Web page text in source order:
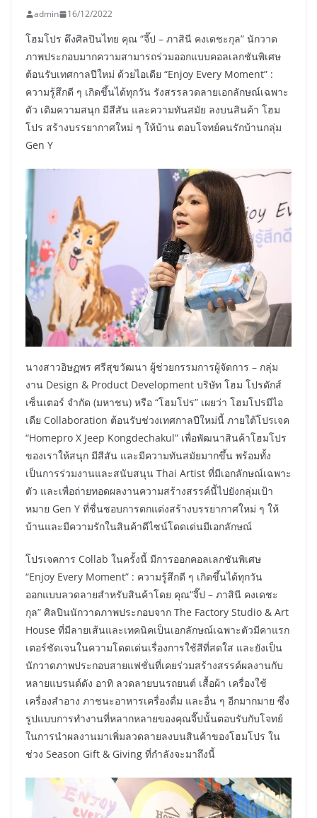
admin 16/12/2022
โฮมโปร ดึงศิลปินไทย คุณ “จี๊ป – ภาสินี คงเดชะกุล” นักวาด
ภาพประกอบมากความสามารถร่วมออกแบบคอลเลกชันพิเศษ
ต้อนรับเทศกาลปีใหม่ ด้วยไอเดีย “Enjoy Every Moment” :
ความรู้สึกดี ๆ เกิดขึ้นได้ทุกวัน รังสรรลวดลายเอกลักษณ์เฉพาะ
ตัว เติมความสนุก มีสีสัน และความทันสมัย ลงบนสินค้า โฮม
โปร สร้างบรรยากาศใหม่ ๆ ให้บ้าน ตอบโจทย์คนรักบ้านกลุ่ม
Gen Y
นางสาวอิษฏพร ศรีสุขวัฒนา ผู้ช่วยกรรมการผู้จัดการ – กลุ่ม
งาน Design & Product Development บริษัท โฮม โปรดักส์
เซ็นเตอร์ จำกัด (มหาชน) หรือ “โฮมโปร” เผยว่า โฮมโปรมีไอ
เดีย Collaboration ต้อนรับช่วงเทศกาลปีใหม่นี้ ภายใต้โปรเจค
“Homepro X Jeep Kongdechakul” เพื่อพัฒนาสินค้าโฮมโปร
ของเราให้สนุก มีสีสัน และมีความทันสมัยมากขึ้น พร้อมทั้ง
เป็นการร่วมงานและสนับสนุน Thai Artist ที่มีเอกลักษณ์เฉพาะ
ตัว และเพื่อถ่ายทอดผลงานความสร้างสรรค์นี้ไปยังกลุ่มเป้า
หมาย Gen Y ที่ชื่นชอบการตกแต่งสร้างบรรยากาศใหม่ ๆ ให้
บ้านและมีความรักในสินค้าดีไซน์โดดเด่นมีเอกลักษณ์
โปรเจคการ Collab ในครั้งนี้ มีการออกคอลเลกชันพิเศษ
“Enjoy Every Moment” : ความรู้สึกดี ๆ เกิดขึ้นได้ทุกวัน
ออกแบบลวดลายสำหรับสินค้าโดย คุณ“จี๊ป – ภาสินี คงเดชะ
กุล” ศิลปินนักวาดภาพประกอบจาก The Factory Studio & Art
House ที่มีลายเส้นและเทคนิคเป็นเอกลักษณ์เฉพาะตัวมีคาแรก
เตอร์ชัดเจนในความโดดเด่นเรื่องการใช้สีที่สดใส และยังเป็น
นักวาดภาพประกอบสายแฟชั่นที่เคยร่วมสร้างสรรค์ผลงานกับ
หลายแบรนด์ดัง อาทิ ลวดลายบนรถยนต์ เสื้อผ้า เครื่องใช้
เครื่องสำอาง ภาชนะอาหารเครื่องดื่ม และอื่น ๆ อีกมากมาย ซึ่ง
รูปแบบการทำงานที่หลากหลายของคุณจี๊ปนั้นตอบรับกับโจทย์
ในการนำผลงานมาเพิ่มลวดลายลงบนสินค้าของโฮมโปร ใน
ช่วง Season Gift & Giving ที่กำลังจะมาถึงนี้